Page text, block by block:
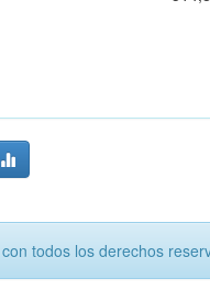
todos los derechos